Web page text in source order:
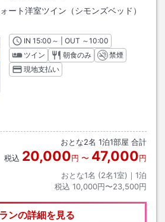
ート洋室ツイン（シモンズベッド）
INチェックイン
15:00 ～ | OUT チェックアウト
～10:00
ツイン
朝食のみ
禁煙
現地支払い
おとな2名 1泊1部屋 合計
税込 20,000円 〜 47,000円
おとな1名 (2名1室)｜ 1泊
税込 10,000円〜23,500円
ンの詳細を見る